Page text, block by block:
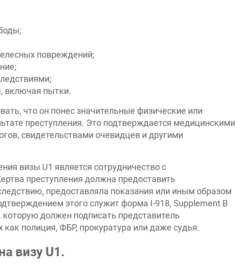
повреждений;
включая пытки.
что он понес значительные физические или
преступления. Это подтверждается медицинскими
свидетельствами очевидцев и другими
визы U1 является сотрудничество с
преступления должна предоставить
предоставляла показания или иным образом
этого служит форма I-918, Supplement B
должен подписать представитель
как полиция, ФБР, прокуратура или даже судья.
визу U1.